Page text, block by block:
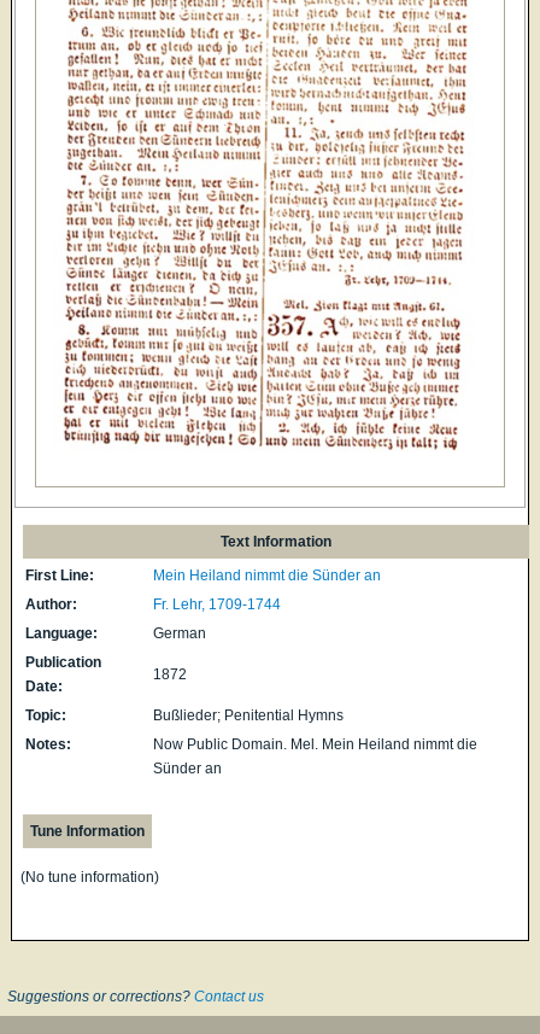
Text Information
First Line:
Mein Heiland nimmt die Sünder an
Author:
Fr. Lehr, 1709-1744
Language:
German
Publication
Date:
1872
Topic:
Bußlieder; Penitential Hymns
Notes:
Now Public Domain. Mel. Mein Heiland nimmt die
Sünder an
Tune Information
(No tune information)
Suggestions or corrections? Contact us